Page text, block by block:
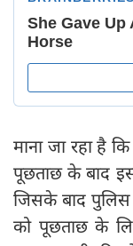
माना जा रहा है
पूछताछ के बाद
जिसके बाद पुलिस
को पूछताछ के